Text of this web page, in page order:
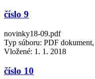
číslo 9
novinky18-09.pdf
Typ súboru: PDF
Vložené: 1. 1. 2018
číslo 10